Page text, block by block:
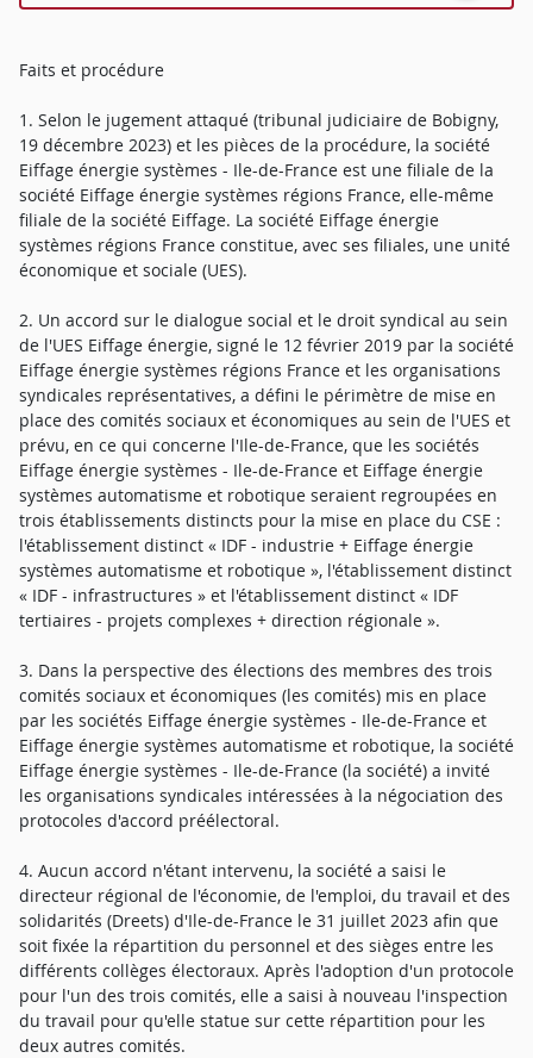
Faits et procédure
1. Selon le jugement attaqué (tribunal judiciaire de Bobigny,
19 décembre 2023) et les pièces de la procédure, la société
Eiffage énergie systèmes - Ile-de-France est une filiale de la
société Eiffage énergie systèmes régions France, elle-même
filiale de la société Eiffage. La société Eiffage énergie
systèmes régions France constitue, avec ses filiales, une unité
économique et sociale (UES).
2. Un accord sur le dialogue social et le droit syndical au sein
de l'UES Eiffage énergie, signé le 12 février 2019 par la société
Eiffage énergie systèmes régions France et les organisations
syndicales représentatives, a défini le périmètre de mise en
place des comités sociaux et économiques au sein de l'UES et
prévu, en ce qui concerne l'Ile-de-France, que les sociétés
Eiffage énergie systèmes - Ile-de-France et Eiffage énergie
systèmes automatisme et robotique seraient regroupées en
trois établissements distincts pour la mise en place du CSE :
l'établissement distinct « IDF - industrie + Eiffage énergie
systèmes automatisme et robotique », l'établissement distinct
« IDF - infrastructures » et l'établissement distinct « IDF
tertiaires - projets complexes + direction régionale ».
3. Dans la perspective des élections des membres des trois
comités sociaux et économiques (les comités) mis en place
par les sociétés Eiffage énergie systèmes - Ile-de-France et
Eiffage énergie systèmes automatisme et robotique, la société
Eiffage énergie systèmes - Ile-de-France (la société) a invité
les organisations syndicales intéressées à la négociation des
protocoles d'accord préélectoral.
4. Aucun accord n'étant intervenu, la société a saisi le
directeur régional de l'économie, de l'emploi, du travail et des
solidarités (Dreets) d'Ile-de-France le 31 juillet 2023 afin que
soit fixée la répartition du personnel et des sièges entre les
différents collèges électoraux. Après l'adoption d'un protocole
pour l'un des trois comités, elle a saisi à nouveau l'inspection
du travail pour qu'elle statue sur cette répartition pour les
deux autres comités.